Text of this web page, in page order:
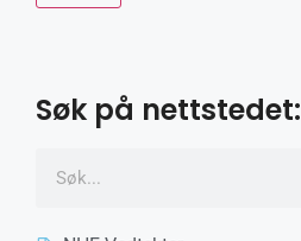
Søk på nettstedet: